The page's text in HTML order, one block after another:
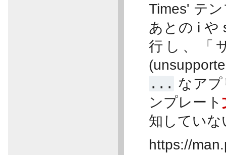
Times' テ
あとの i や
行し、「
... なア
ンプレート
知してい
https://